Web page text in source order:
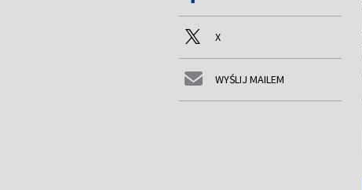
X
WYŚLIJ MAILEM